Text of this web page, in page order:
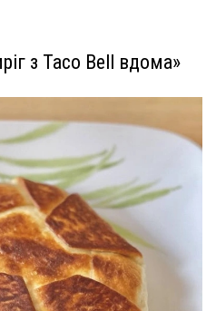
з Taco Bell вдома»